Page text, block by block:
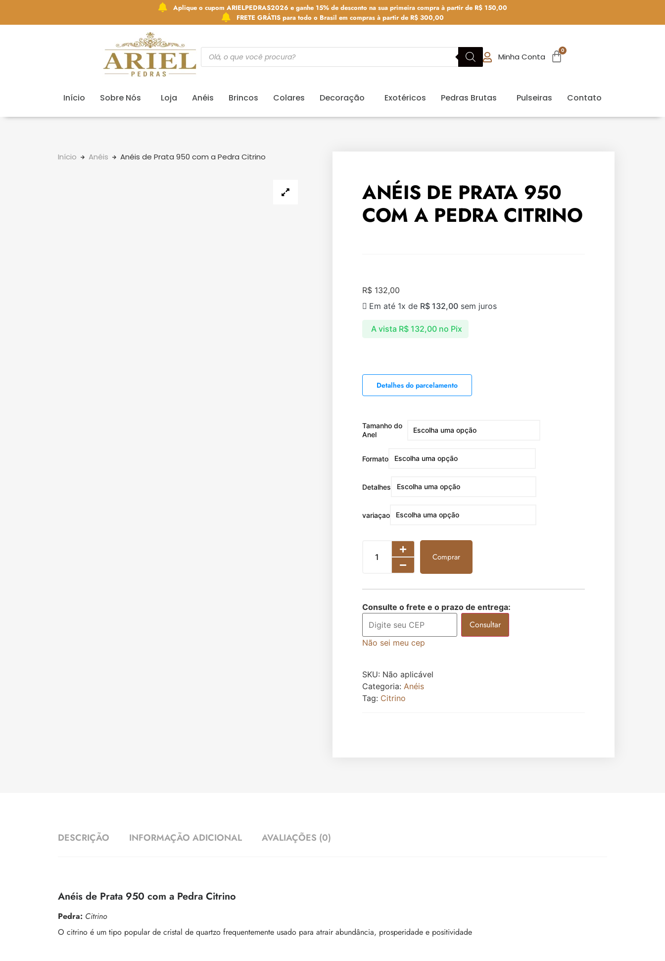
Aplique o cupom ARIELPEDRAS2026 e ganhe 15% de desconto na sua primeira compra à partir de R$ 150,00
FRETE GRÁTIS para todo o Brasil em compras à partir de R$ 300,00
Minha Conta
Início Sobre Nós Loja Anéis Brincos Colares Decoração Exotéricos Pedras Brutas Pulseiras Contato
Início Anéis Anéis de Prata 950 com a Pedra Citrino
ANÉIS DE PRATA 950
COM A PEDRA CITRINO
R$ 132,00
A vista R$132,00 no Pix
Em até 1x de R$ 132,00 sem juros
Detalhes do parcelamento
Tamanho do
Anel
Formato
Detalhes
variaçao
Comprar
Consulte o frete e o prazo de entrega:
Consultar
Não sei meu cep
SKU: Não aplicável
Categoria: Anéis
Tag: Citrino
DESCRIÇÃO INFORMAÇÃO ADICIONAL AVALIAÇÕES (0)
Anéis de Prata 950 com a Pedra Citrino
Pedra: Citrino
O citrino é um tipo popular de cristal de quartzo frequentemente usado para atrair abundância, prosperidade e positividade